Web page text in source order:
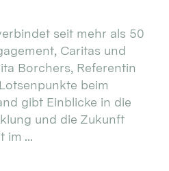
seit mehr als 50
Caritas und
Borchers, Referentin
beim
gibt Einblicke in die
und die Zukunft
im ...